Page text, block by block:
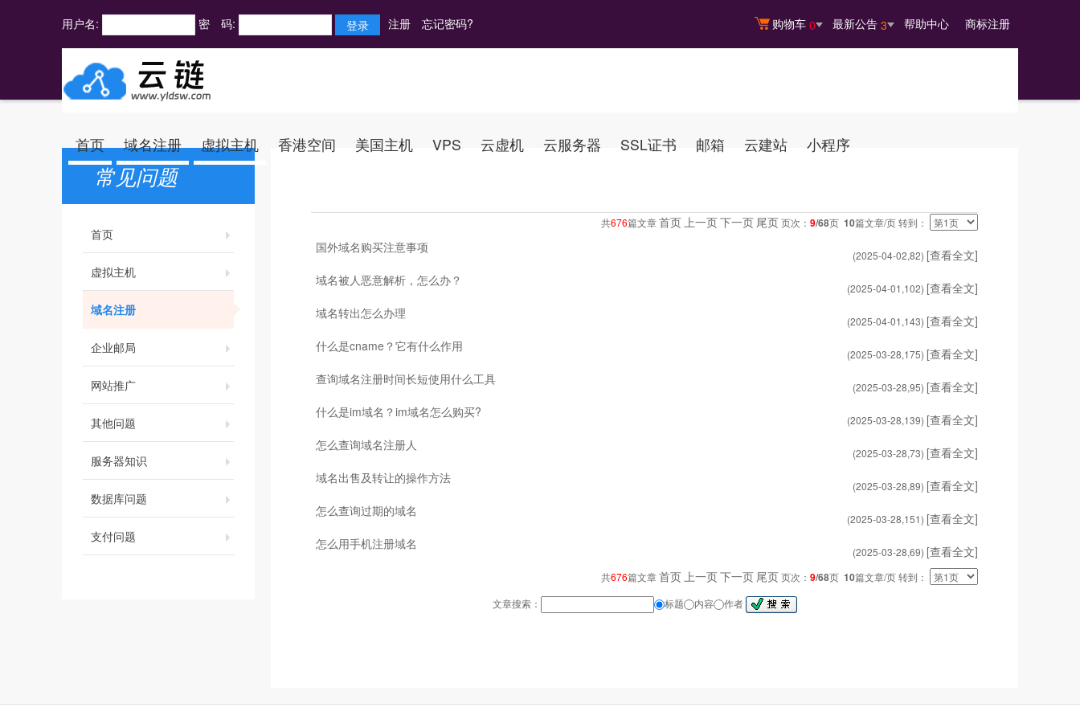
购物车 0 最新公告 3 帮助中心 商标注册
用户名: 密 码: 注册 忘记密码?
首页 域名注册 虚拟主机 香港空间 美国主机 VPS 云虚机 云服务器 SSL证书 邮箱 云建站 小程序
常见问题
首页
虚拟主机
域名注册
企业邮局
网站推广
其他问题
服务器知识
数据库问题
支付问题
共676篇文章首页上一页下一页 尾页页次： 9/68页 10篇文章/页 转到：
国外域名购买注意事项
(2025-04-02,82) [查看全文]
域名被人恶意解析，怎么办？
(2025-04-01,102) [查看全文]
域名转出怎么办理
(2025-04-01,143) [查看全文]
什么是cname？它有什么作用
(2025-03-28,175) [查看全文]
查询域名注册时间长短使用什么工具
(2025-03-28,95) [查看全文]
什么是im域名？im域名怎么购买?
(2025-03-28,139) [查看全文]
怎么查询域名注册人
(2025-03-28,73) [查看全文]
域名出售及转让的操作方法
(2025-03-28,89) [查看全文]
怎么查询过期的域名
(2025-03-28,151) [查看全文]
怎么用手机注册域名
(2025-03-28,69) [查看全文]
共676篇文章首页上一页下一页 尾页页次： 9/68页 10篇文章/页 转到：
文章搜索：
标题 内容 作者